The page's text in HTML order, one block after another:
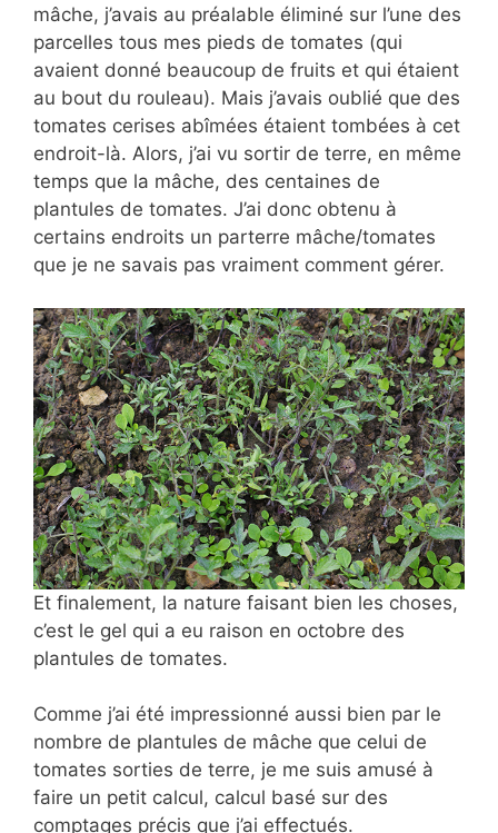
mâche, j’avais au préalable éliminé sur l’une des
parcelles tous mes pieds de tomates (qui
avaient donné beaucoup de fruits et qui étaient
au bout du rouleau). Mais j’avais oublié que des
tomates cerises abîmées étaient tombées à cet
endroit-là. Alors, j’ai vu sortir de terre, en même
temps que la mâche, des centaines de
plantules de tomates. J’ai donc obtenu à
certains endroits un parterre mâche/tomates
que je ne savais pas vraiment comment gérer.
Et finalement, la nature faisant bien les choses,
c’est le gel qui a eu raison en octobre des
plantules de tomates.
Comme j’ai été impressionné aussi bien par le
nombre de plantules de mâche que celui de
tomates sorties de terre, je me suis amusé à
faire un petit calcul, calcul basé sur des
comptages précis que j’ai effectués.